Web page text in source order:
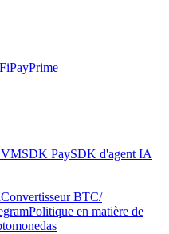
PayPrime
SDK PaySDK d'agent IA
Convertisseur BTC/
Politique en matière de